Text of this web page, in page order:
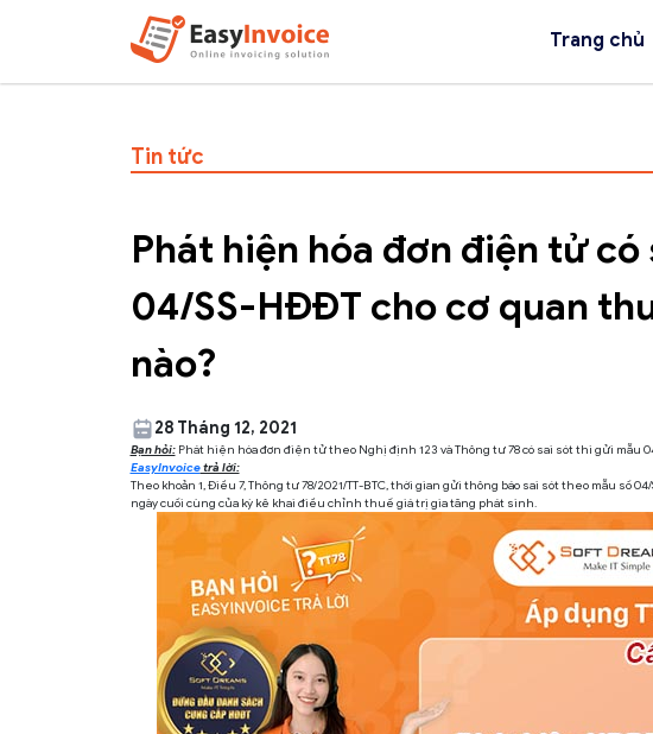
Trang chủ
Tin tức
Phát hiện hóa đơn điện tử
04/SS-HĐĐT cho cơ quan
nào?
28 Tháng 12, 2021
Bạn hỏi:Phát hiện hóa đơn điện tử theo Nghị định 123 và Thông tư 78 có sai sót thì gửi mẫu
EasyInvoicetrả lời:
Theo khoản 1, Điều 7, Thông tư 78/2021/TT-BTC, thời gian gửi thông báo sai sót theo mẫu số
ngày cuối cùng của kỳ kê khai điều chỉnh thuế giá trị gia tăng phát sinh.